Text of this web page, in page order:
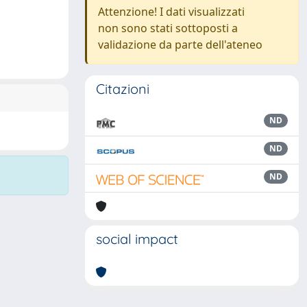
Attenzione! I dati visualizzati
non sono stati sottoposti a
validazione da parte dell'ateneo
Citazioni
ND
ND
ND
social impact